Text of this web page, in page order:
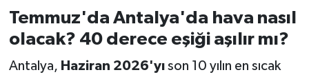
Temmuz'da Antalya'da hava nasıl
olacak? 40 derece eşiği aşılır mı?
Antalya, Haziran 2026'yıson 10 yılın en sıcak